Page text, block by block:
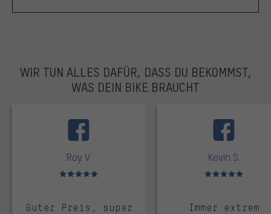
WIR TUN ALLES DAFÜR, DASS DU BEKOMMST,
WAS DEIN BIKE BRAUCHT
Roy V.
Bewertungen: 5 von 5
Guter Preis, super
Kevin S.
Bewertungen: 5 von 5
Immer extrem